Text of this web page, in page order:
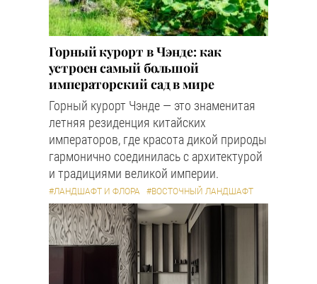
Горный курорт в Чэнде: как
устроен самый большой
императорский сад в мире
Горный курорт Чэнде — это знаменитая
летняя резиденция китайских
императоров, где красота дикой природы
гармонично соединилась с архитектурой
и традициями великой империи.
#ЛАНДШАФТ И ФЛОРА #ВОСТОЧНЫЙ ЛАНДШАФТ